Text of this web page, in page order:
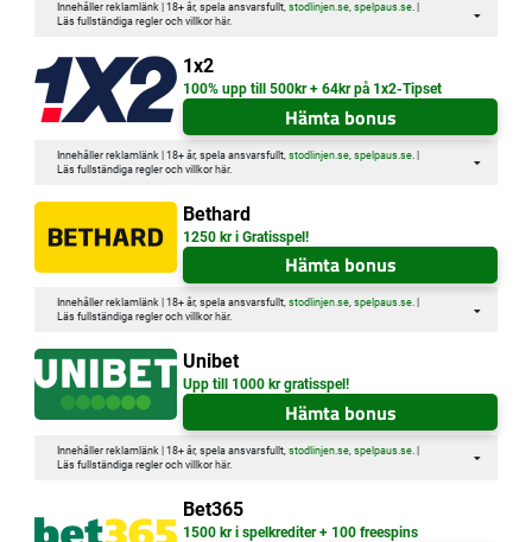
Innehåller reklamlänk | 18+ år, spela ansvarsfullt, stodlinjen.se, spelpaus.se. |
Läs fullständiga regler och villkor här.
1x2
100% upp till 500kr + 64kr på 1x2-Tipset
Hämta bonus
Innehåller reklamlänk | 18+ år, spela ansvarsfullt, stodlinjen.se, spelpaus.se. |
Läs fullständiga regler och villkor här.
Bethard
1250 kr i Gratisspel!
Hämta bonus
Innehåller reklamlänk | 18+ år, spela ansvarsfullt, stodlinjen.se, spelpaus.se. |
Läs fullständiga regler och villkor här.
Unibet
Upp till 1000 kr gratisspel!
Hämta bonus
Innehåller reklamlänk | 18+ år, spela ansvarsfullt, stodlinjen.se, spelpaus.se. |
Läs fullständiga regler och villkor här.
Bet365
1500 kr i spelkrediter + 100 freespins